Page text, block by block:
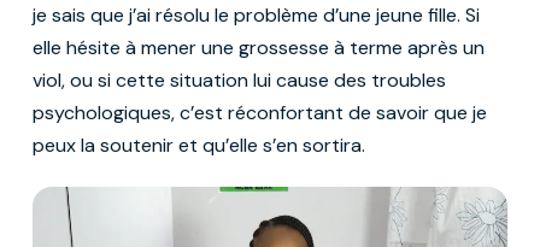
je sais que j’ai résolu le problème d’une jeune fille. Si
elle hésite à mener une grossesse à terme après un
viol, ou si cette situation lui cause des troubles
psychologiques, c’est réconfortant de savoir que je
peux la soutenir et qu’elle s’en sortira.